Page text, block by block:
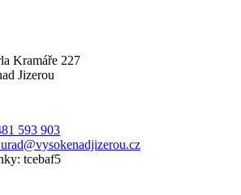
Kramáře 227
Jizerou
593 903
tcebaf5